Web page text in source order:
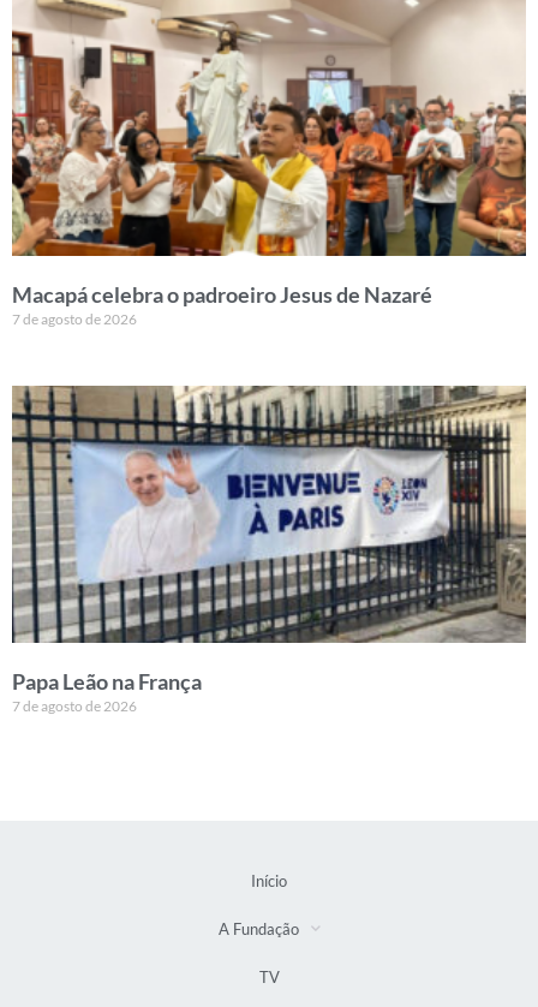
Macapá celebra o padroeiro Jesus de Nazaré
7 de agosto de 2026
Papa Leão na França
7 de agosto de 2026
Início
A Fundação
TV